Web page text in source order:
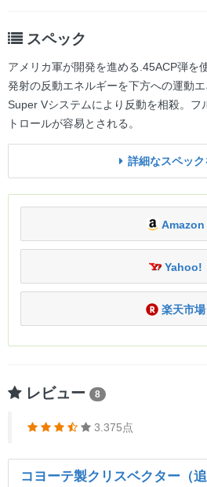
スペック
アメリカ軍が開発を進める.45ACP弾を
発射の反動エネルギーを下方への運動
Super Vシステムにより反動を相殺。フ
トロールが容易とされる。
詳細なスペック
Amazon
Yahoo!
楽天市場
レビュー 8
3.375点
コヨーテ製クリスベクター（